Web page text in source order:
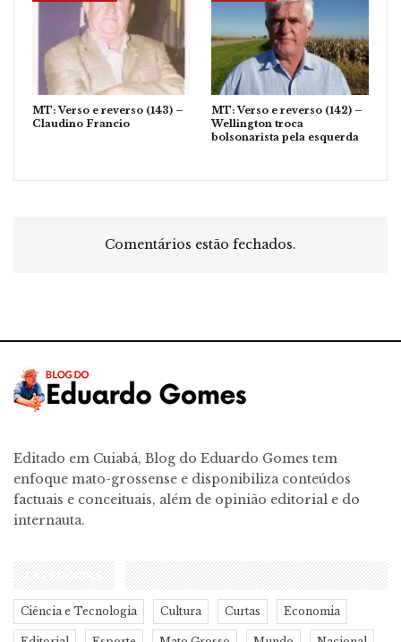
MT: Verso e reverso (143) –
Claudino Francio
MT: Verso e reverso (142) –
Wellington troca
bolsonarista pela esquerda
Comentários estão fechados.
Editado em Cuiabá, Blog do Eduardo Gomes tem
enfoque mato-grossense e disponibiliza conteúdos
factuais e conceituais, além de opinião editorial e do
internauta.
CATEGORIAS
Ciência e Tecnologia Cultura Curtas Economia